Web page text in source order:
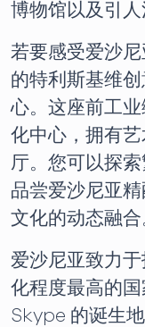
博物馆以及引人
若要感受爱沙
的特利斯基维
心。这座前工
化中心，拥有
厅。您可以探
品尝爱沙尼亚
文化的动态融合
爱沙尼亚致力
化程度最高的
Skype 的诞生